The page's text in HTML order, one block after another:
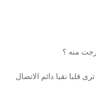
منه ؟
قلبا نقيا دائم الاتصال